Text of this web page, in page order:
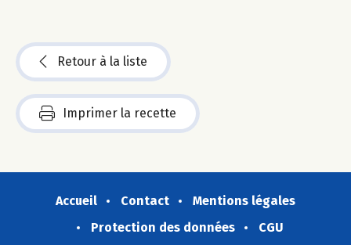
Retour à la liste
Imprimer la recette
Accueil Contact
Mentions légales
Protection des données
CGU